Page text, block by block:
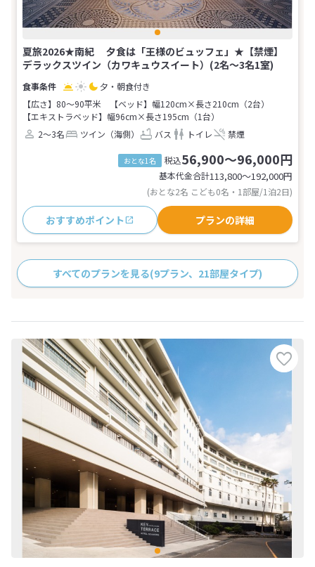
夏旅2026★南紀 夕食は「王様のビュッフェ」★【禁煙】
デラックスツイン（カワキュウスイート）(2名～3名1室)
夕・朝食付き
【広さ】80～90平米
【ベッド】幅120cm×長さ210cm（2台）
【エキストラベッド】幅96cm×長さ195cm（1台）
2～3名
ツイン（海側） バス トイレ 禁煙
おとな1名 税込56,900～96,000円
基本代金合計113,800〜192,000円
(おとな2名 こども0名・1部屋/1泊2日)
おすすめポイント プランの詳細
すべてのプランを見る(9プラン、21部屋タイプ)